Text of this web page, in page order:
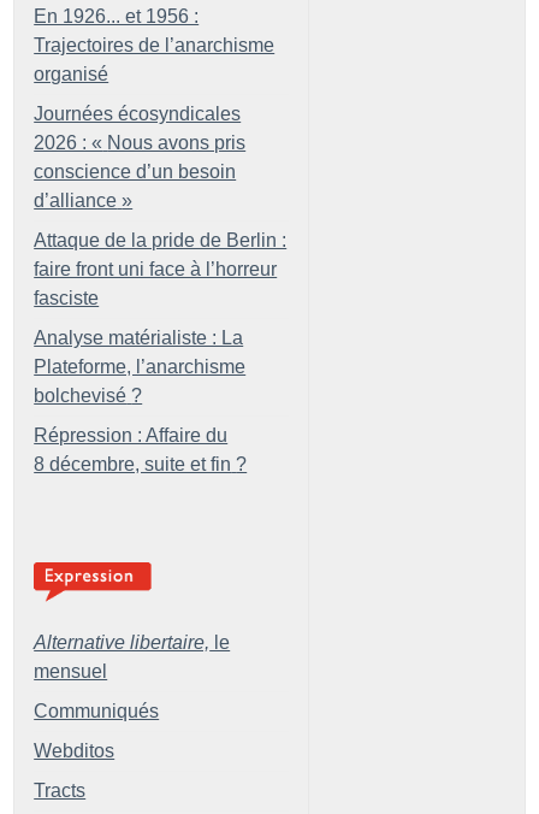
En 1926... et 1956 :
Trajectoires de l’anarchisme
organisé
Journées écosyndicales
2026 : « Nous avons pris
conscience d’un besoin
d’alliance »
Attaque de la pride de Berlin :
faire front uni face à l’horreur
fasciste
Analyse matérialiste : La
Plateforme, l’anarchisme
bolchevisé ?
Répression : Affaire du
8 décembre, suite et fin ?
Alternative libertaire, le
mensuel
Communiqués
Webditos
Tracts